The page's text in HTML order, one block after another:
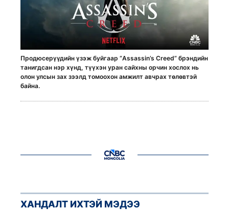
Продюсерүүдийн үзэж буйгаар “Assassin’s Creed” брэндийн
танигдсан нэр хүнд, түүхэн уран сайхны орчин хослох нь
олон улсын зах зээлд томоохон амжилт авчрах төлөвтэй
байна.
ХАНДАЛТ ИХТЭЙ МЭДЭЭ